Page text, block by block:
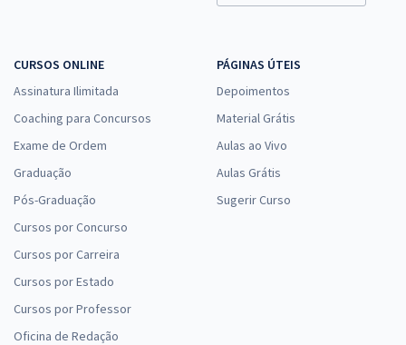
CURSOS ONLINE
Assinatura Ilimitada
Coaching para Concursos
Exame de Ordem
Graduação
Pós-Graduação
Cursos por Concurso
Cursos por Carreira
Cursos por Estado
Cursos por Professor
Oficina de Redação
PÁGINAS ÚTEIS
Depoimentos
Material Grátis
Aulas ao Vivo
Aulas Grátis
Sugerir Curso